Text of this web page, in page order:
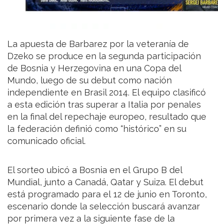
La apuesta de Barbarez por la veteranía de
Dzeko se produce en la segunda participación
de Bosnia y Herzegovina en una Copa del
Mundo, luego de su debut como nación
independiente en Brasil 2014. El equipo clasificó
a esta edición tras superar a Italia por penales
en la final del repechaje europeo, resultado que
la federación definió como “histórico” en su
comunicado oficial.
El sorteo ubicó a Bosnia en el Grupo B del
Mundial, junto a Canadá, Qatar y Suiza. El debut
está programado para el 12 de junio en Toronto,
escenario donde la selección buscará avanzar
por primera vez a la siguiente fase de la